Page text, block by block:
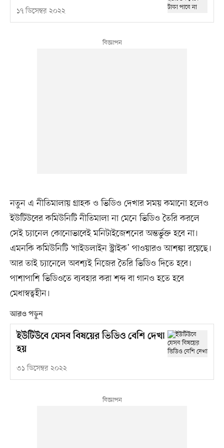
১৭ ডিসেম্বর ২০২২
নতুন এ নীতিমালায় গ্রাহক ও ভিডিও দেখার সময় কমানো হলেও
ইউটিউবের কমিউনিটি নীতিমালা না মেনে ভিডিও তৈরি করলে
সেই চ্যানেল কোনোভাবেই মনিটাইজেশনের অন্তর্ভুক্ত হবে না।
এমনকি কমিউনিটি ‘গাইডলাইন স্ট্রাইক’ পাওয়ারও আশঙ্কা রয়েছে।
আর তাই চ্যানেলে অবশ্যই নিজের তৈরি ভিডিও দিতে হবে।
পাশাপাশি ভিডিওতে ব্যবহার করা শব্দ বা গানও হতে হবে
মেধাস্বত্বহীন।
আরও পড়ুন
ইউটিউবে যেসব বিষয়ের ভিডিও বেশি দেখা
হয়
৩১ ডিসেম্বর ২০২২